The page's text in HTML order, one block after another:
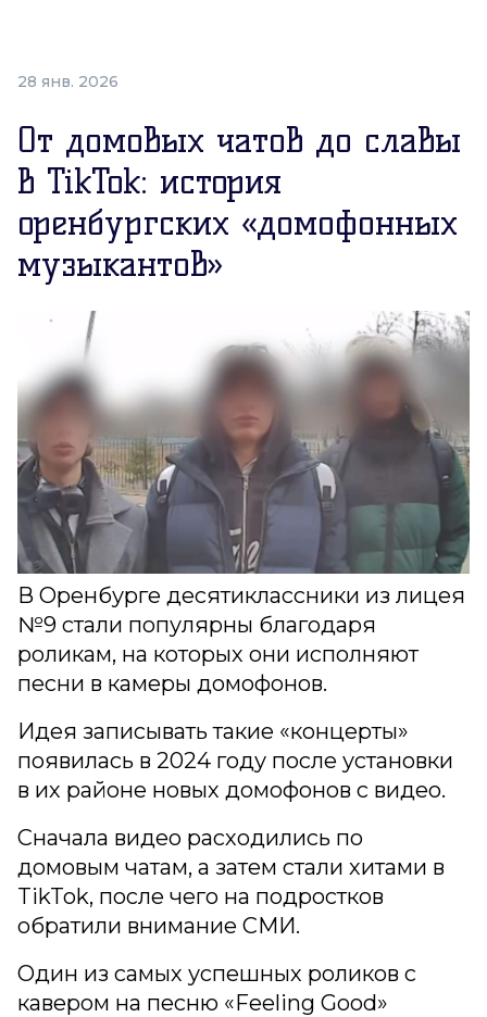
28 янв. 2026
От домовых чатов до славы
в TikTok: история
оренбургских «домофонных
музыкантов»
В Оренбурге десятиклассники из лицея
№9 стали популярны благодаря
роликам, на которых они исполняют
песни в камеры домофонов.
Идея записывать такие «концерты»
появилась в 2024 году после установки
в их районе новых домофонов с видео.
Сначала видео расходились по
домовым чатам, а затем стали хитами в
TikTok, после чего на подростков
обратили внимание СМИ.
Один из самых успешных роликов с
кавером на песню «Feeling Good»